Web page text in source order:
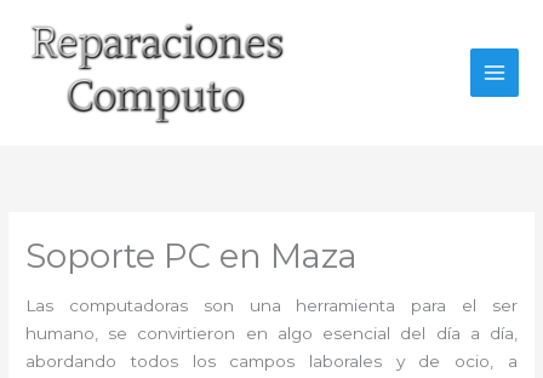
contenido
Soporte PC en Maza
Las computadoras son una herramienta para el ser
humano, se convirtieron en algo esencial del día a día,
abordando todos los campos laborales y de ocio, a